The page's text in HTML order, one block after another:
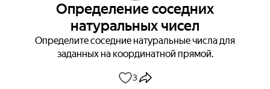
Определение соседних
натуральных чисел
Определите соседние натуральные числа для
заданных на координатной прямой.
3